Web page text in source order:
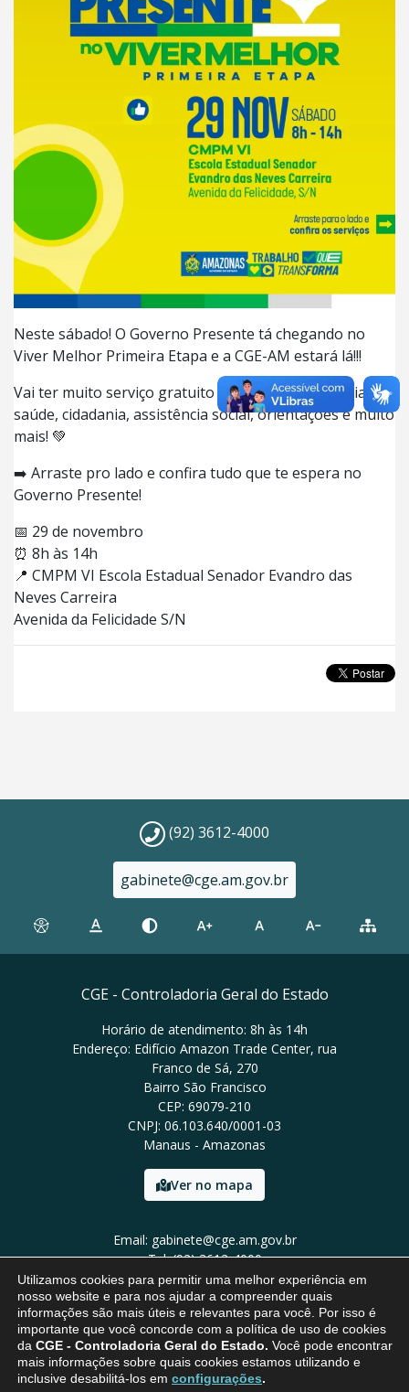
Neste sábado! O Governo Presente tá chegando no
Viver Melhor Primeira Etapa e a CGE-AM estará lá!!!
Vai ter muito serviço gratuito pra você e sua família:
saúde, cidadania, assistência social, orientações e muito
mais! 💚
➡️ Arraste pro lado e confira tudo que te espera no
Governo Presente!
📅 29 de novembro
⏰ 8h às 14h
📍 CMPM VI Escola Estadual Senador Evandro das
Neves Carreira
Avenida da Felicidade S/N
(92) 3612-4000
gabinete@cge.am.gov.br
CGE - Controladoria Geral do Estado
Horário de atendimento: 8h às 14h
Endereço: Edifício Amazon Trade Center, rua
Franco de Sá, 270
Bairro São Francisco
CEP: 69079-210
CNPJ: 06.103.640/0001-03
Manaus - Amazonas
Ver no mapa
Email: gabinete@cge.am.gov.br
Tel: (92) 3612-4000
Utilizamos cookies para permitir uma melhor experiência em
nosso website e para nos ajudar a compreender quais
informações são mais úteis e relevantes para você. Por isso é
importante que você concorde com a política de uso de cookies
da CGE - Controladoria Geral do Estado. Você pode encontrar
mais informações sobre quais cookies estamos utilizando e
inclusive desabilitá-los em configurações.